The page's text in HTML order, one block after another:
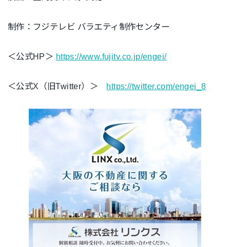
制作：フジテレビ バラエティ制作センター
＜公式HP＞ https://www.fujitv.co.jp/engei/
＜公式X（旧Twitter）＞ https://twitter.com/engei_8